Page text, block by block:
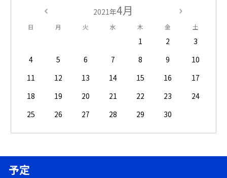
2021年4月
日 月 火 水 木 金 土
1 2
3
4
5 6 7 8 9
10
11
12 13 14 15 16
17
18
19 20 21 22 23
24
25
26 27 28 29 30
予定